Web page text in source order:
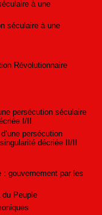
à une
séculaire à une
Révolutionnaire
persécution séculaire
I/II
persécution
décriée II/II
: gouvernement par les
du Peuple